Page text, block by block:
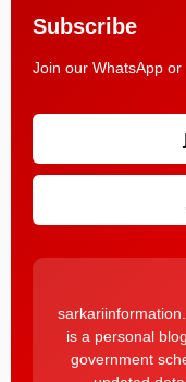
Subscribe
Join our WhatsApp or
is a personal
government